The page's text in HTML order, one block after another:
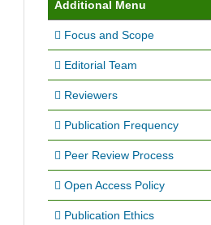
Additional Menu
Focus and Scope
Editorial Team
Reviewers
Publication Frequency
Peer Review Process
Open Access Policy
Publication Ethics